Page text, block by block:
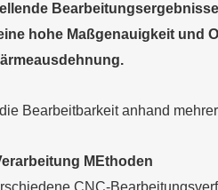
hohe Maßgenauigkeit und
Bearbeitbarkeit anhand
M Ethoden